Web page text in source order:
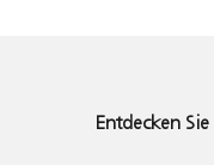
Entdecken